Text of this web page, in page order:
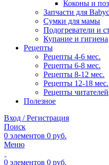
Коконы и
Запчасти для
Сумки для мамы
Подогреватели и
Купание и гигиена
Рецепты
Рецепты 4-6 мес.
Рецепты 6-8 мес.
Рецепты 8-12 мес.
Рецепты 12-18 мес.
Рецепты читателей
Полезное
Вход / Регистрация
Поиск
0 элементов 0 руб.
Меню
0 элементов 0 руб.